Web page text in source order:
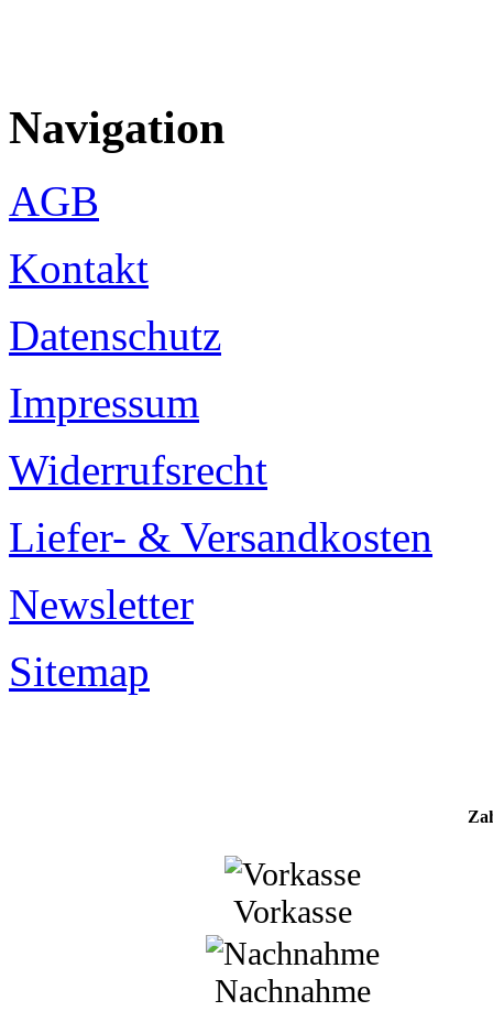
Navigation
AGB
Kontakt
Datenschutz
Impressum
Widerrufsrecht
Liefer- & Versandkosten
Newsletter
Sitemap
Vorkasse
Nachnahme